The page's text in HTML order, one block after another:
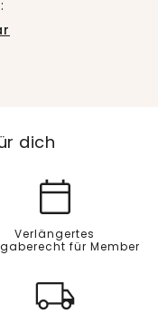
dich
Verlängertes
für Member